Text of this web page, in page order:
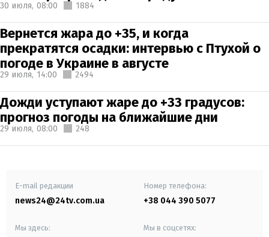
30 июля, 08:00 1884
Вернется жара до +35, и когда
прекратятся осадки: интервью с Птухой о
погоде в Украине в августе
29 июля, 14:00 2494
Дожди уступают жаре до +33 градусов:
прогноз погоды на ближайшие дни
29 июля, 08:00 248
E-mail редакции
news24@24tv.com.ua
Номер телефона:
+38 044 390 5077
Мы здесь: Мы в соцсетях: